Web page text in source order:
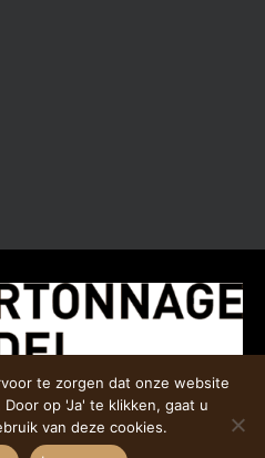
Alle rechten
te zorgen dat onze website
op 'Ja' te klikken, gaat u
van deze cookies.